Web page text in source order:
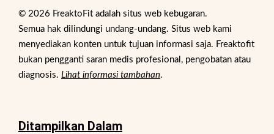
© 2026 FreaktoFit adalah situs web kebugaran.
Semua hak dilindungi undang-undang. Situs web kami
menyediakan konten untuk tujuan informasi saja. Freaktofit
bukan pengganti saran medis profesional, pengobatan atau
diagnosis. Lihat informasi tambahan.
Ditampilkan Dalam